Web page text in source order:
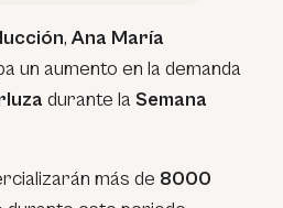
,Ana María
un aumento en la demanda
durante la Semana
más de 8000